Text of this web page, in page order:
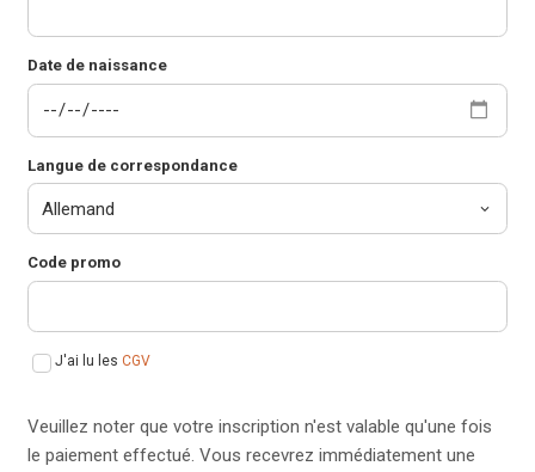
Date de naissance
Langue de correspondance
Code promo
J'ai lu lesCGV
Veuillez noter que votre inscription n'est valable qu'une fois
le paiement effectué. Vous recevrez immédiatement une